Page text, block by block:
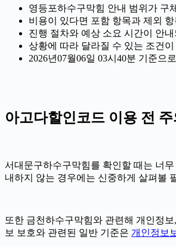
영등포하수구막힘 안내 범위가 구
비용이 있다면 포함 항목과 제외
진행 절차와 예상 소요 시간이 안내
상황에 따라 달라질 수 있는 조건이
2026년07월06일 03시40분 기준으
아고다할인코드 이용 전
서대문구하수구막힘를 확인할 때는 너
내하지 않는 경우에는 신중하게 살펴볼
또한 금천하수구막힘와 관련해 개인정
보 보호와 관련된 일반 기준은 개인정보